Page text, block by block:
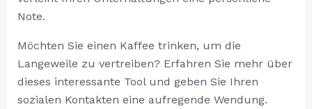
Note.
Möchten Sie einen Kaffee trinken, um die
Langeweile zu vertreiben? Erfahren Sie mehr über
dieses interessante Tool und geben Sie Ihren
sozialen Kontakten eine aufregende Wendung.